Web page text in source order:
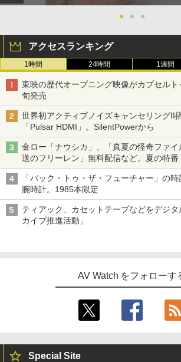
● ● ●
アクセスランキング
1時間 24時間 1週間
東映の歴代オープニング映像がカプセル
旬発売
世界初アクティブノイズキャンセリングII
「Pulsar HDMI」。SilentPowerから
金ロー「ナウシカ」、「真夏の怪奇ファ
送のフリーレン」無料配信など。夏の特番
「バック・トゥ・ザ・フューチャー」の
腕時計。1985本限定
ティアック、カセットテープなどをデジ
カイブ推進活動」
AV Watch をフォローす
Special Site